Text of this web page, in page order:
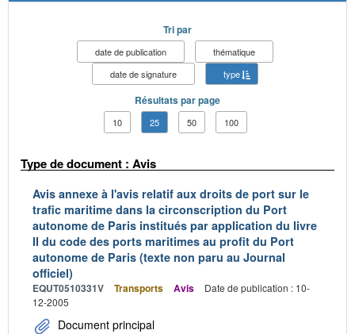
Tri par
date de publication
thématique
date de signature
type
Résultats par page
10 25 50 100
Type de document : Avis
Avis annexe à l'avis relatif aux droits de port sur le
trafic maritime dans la circonscription du Port
autonome de Paris institués par application du livre
II du code des ports maritimes au profit du Port
autonome de Paris (texte non paru au Journal
officiel)
EQUT0510331V Transports Avis
Date de publication : 10-
12-2005
Document principal